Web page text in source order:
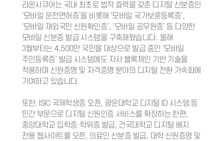
라온시큐어는 국내 최초로 법적 효력을 갖춘 디지털 신분증인
‘모바일 운전면허증’을 비롯해 ‘모바일 국가보훈등록증’,
‘모바일 재외국민 신원확인증’, ‘모바일 공무원증’ 등 다양한
모바일 신분증 발급 시스템을 구축해왔습니다. 올해
3월부터는 4,500만 국민을 대상으로 발급 중인 ‘모바일
주민등록증’ 발급 시스템에도 자사 블록체인 기반 기술을
적용하며 신원증명 및 자격증명 분야의 디지털 전환 가속화에
기여하고 있습니다.
또한, ISIC 국제학생증 오픈, 광운대학교 디지털 ID 시스템 등
민간 부문으로 디지털 신원인증 서비스를 확장하는 한편,
중앙대학교 입학증·학위증 발급, 건국대학교 디지털 배지
전용 웹사이트를 오픈, 의료인 신분증 발급, 대학 신원증명 및